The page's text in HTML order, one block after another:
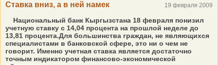
Ставка вниз, а в ней намек 19 февраля 2009
Национальный банк Кыргызстана 18 февраля понизил
учетную ставку с 14,04 процента на прошлой неделе до
13,81 процента.Для большинства граждан, не являющихся
специалистами в банковской сфере, это ни о чем не
говорит. Именно учетная ставка является достаточно
точным индикатором финансово-экономической